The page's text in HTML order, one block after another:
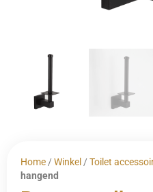
Home / Winkel / Toilet
hangend